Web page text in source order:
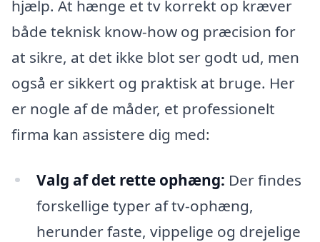
hjælp. At hænge et tv korrekt op kræver
både teknisk know-how og præcision for
at sikre, at det ikke blot ser godt ud, men
også er sikkert og praktisk at bruge. Her
er nogle af de måder, et professionelt
firma kan assistere dig med:
Valg af det rette ophæng: Der findes
forskellige typer af tv-ophæng,
herunder faste, vippelige og drejelige